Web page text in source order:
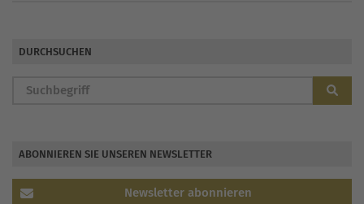
DURCHSUCHEN
ABONNIEREN SIE UNSEREN NEWSLETTER
Newsletter abonnieren